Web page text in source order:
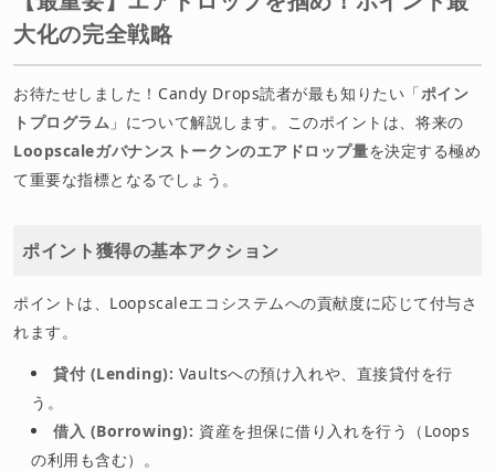
大化の完全戦略
お待たせしました！Candy Drops読者が最も知りたい「ポイン
トプログラム 」について解説します。このポイントは、将来の
Loopscaleガバナンストークンのエアドロップ量を決定する極め
て重要な指標となるでしょう。
ポイント獲得の基本アクション
ポイントは、Loopscaleエコシステムへの貢献度に応じて付与さ
れます。
貸付 (Lending): Vaultsへの預け入れや、直接貸付を行
う。
借入 (Borrowing): 資産を担保に借り入れを行う（Loops
の利用も含む）。